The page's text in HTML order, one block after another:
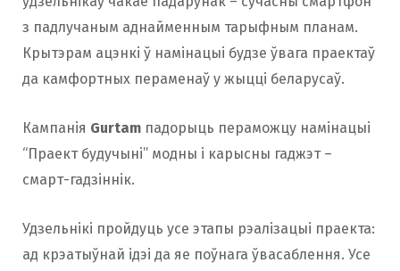
з падлучаным аднайменным тарыфным планам.
Крытэрам ацэнкі ў намінацыі будзе ўвага праектаў
да камфортных пераменаў у жыцці беларусаў.
Кампанія Gurtam падорыць пераможцу намінацыі
“Праект будучыні” модны і карысны гаджэт –
смарт-гадзіннік.
Удзельнікі пройдуць усе этапы рэалізацыі праекта:
ад крэатыўнай ідэі да яе поўнага ўвасаблення. Усе